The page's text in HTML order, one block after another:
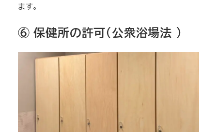
ます。
⑥ 保健所の許可（公衆浴場法 ）